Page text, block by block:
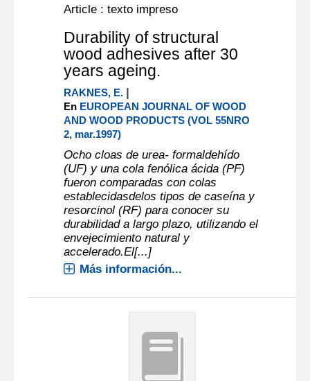
Article : texto impreso
Durability of structural
wood adhesives after 30
years ageing.
RAKNES, E. |
En EUROPEAN JOURNAL OF WOOD
AND WOOD PRODUCTS (VOL 55NRO
2, mar.1997)
Ocho cloas de urea- formaldehído
(UF) y una cola fenólica ácida (PF)
fueron comparadas con colas
establecidasdelos tipos de caseína y
resorcinol (RF) para conocer su
durabilidad a largo plazo, utilizando el
envejecimiento natural y
accelerado.El[...]
Más información...